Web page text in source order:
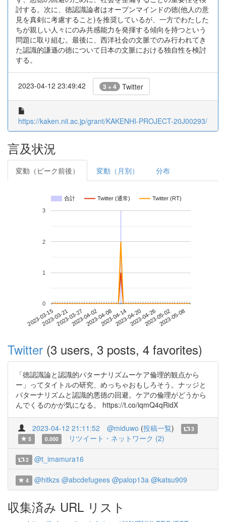
討する。次に、徳認識論者はオープンマインドの徳(他人の意
見を真剣に考慮すること)を推奨しているが、一方でわたした
ちが親しい人々にのみ共感能力を発揮する傾向を持つという
問題に取り組む。最後に、西洋社会の文脈でのみ行われてき
た認識的謙遜の徳について日本の文脈における独自性を検討
する。
2023-04-12 23:49:42 3 + 4 Twitter
https://kaken.nii.ac.jp/grant/KAKENHI-PROJECT-20J00293/
言及状況
変動（ピーク前後） 変動（月別） 分布
合計 Twitter (通常) Twitter (RT)
2023-03-152023-03-212023-03-272023-04-022023-04-082023-04-142023-04-202023-04-262023-05-022023-05-08
0
1
2
3
Twitter (3 users, 3 posts, 4 favorites)
「徳認識論と認識的パターナリズムーケア倫理的観点から
ー」ってタイトルの研究、めっちゃおもしろそう。ナッジと
パターナリズムと認識的悪徳の回避。ケアの倫理がどうから
んでくるのかが気になる。 https://t.co/iqmQ4qRidX
2023-04-12 21:11:52 @miduwo (投稿一覧)
3
5
0.000 リツイート・ネットワーク (2)
2 @t_imamura16
4 @hitkzs @abcdefugees @palop13a @katsu909
収集済み URL リスト